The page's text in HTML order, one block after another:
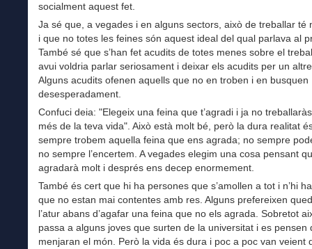
socialment aquest fet.
Ja sé que, a vegades i en alguns sectors, això de treballar té
i que no totes les feines són aquest ideal del qual parlava al
També sé que s’han fet acudits de totes menes sobre el
avui voldria parlar seriosament i deixar els acudits per un
Alguns acudits ofenen aquells que no en troben i en busquen
desesperadament.
Confuci deia: "Elegeix una feina que t’agradi i ja no
més de la teva vida". Això està molt bé, però la dura realitat
sempre trobem aquella feina que ens agrada; no sempre
no sempre l’encertem. A vegades elegim una cosa pensant
agradarà molt i després ens decep enormement.
També és cert que hi ha persones que s’amollen a tot i n’hi
que no estan mai contentes amb res. Alguns prefereixen
l’atur abans d’agafar una feina que no els agrada. Sobretot
passa a alguns joves que surten de la universitat i es pensen
menjaran el món. Però la vida és dura i poc a poc van veient